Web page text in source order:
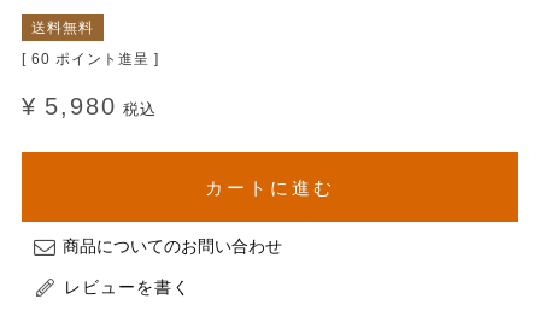
送料無料
[ 60 ポイント進呈 ]
¥ 5,980 税込
カートに進む
商品についてのお問い合わせ
レビューを書く